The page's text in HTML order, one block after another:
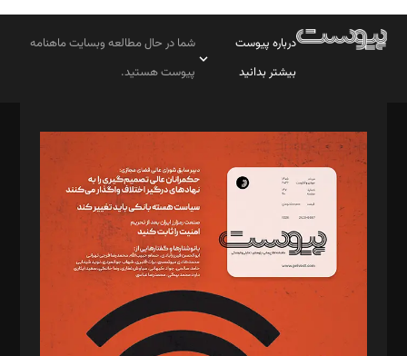
درباره پیوست
بیشتر بدانید
شما در حال مطالعه وبسایت ماهنامه
پیوست هستید.
مدیر مسئول: محمدباقر اثنی‌عشری
سردبیر: مهرک محمودی
دبیر تحریریه: میثم قاسمی
د‌بیر ناداستان: سمانه سمیع
د‌بیر خدمت و تجارت: ابوالفضل رجبی
د‌بیر حقوق فناوری: حسام‌الدین ایپکچی
د‌بیر پیوست جهان: مینا پاکدل
د‌بیر تحریریه آنلاین: بابک نقاش
تحریریه‌: مجتبی محمود‌ی، آرش برهمند، یسنا امان‌پور، سروش کرمیان،